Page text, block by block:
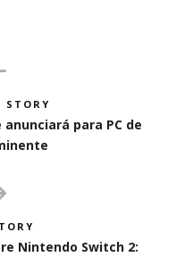
STORY
para PC de
Nintendo Switch 2: